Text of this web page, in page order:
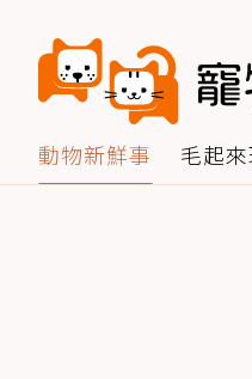
動物新鮮事 毛起